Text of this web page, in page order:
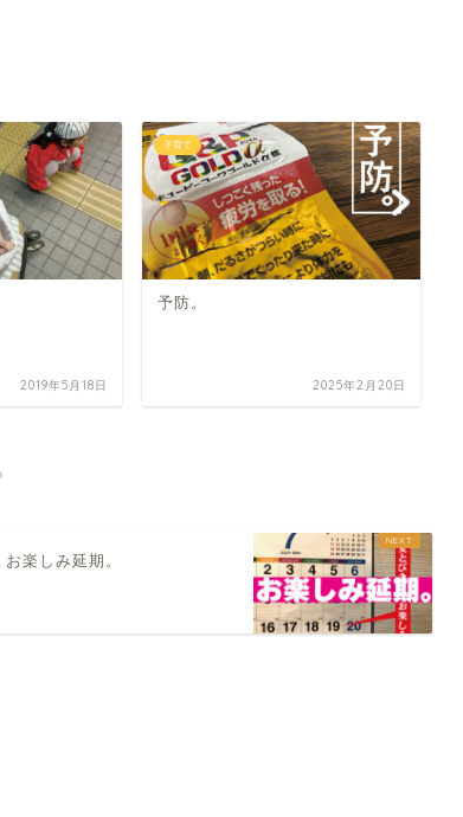
2019年5月18日
子育て
予防。
2025年2月20日
お楽しみ延期。